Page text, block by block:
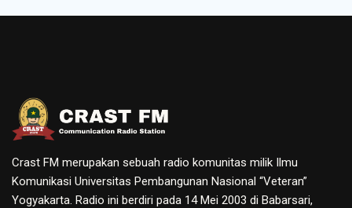
Crast FM merupakan sebuah radio komunitas milik Ilmu
Komunikasi Universitas Pembangunan Nasional “Veteran”
Yogyakarta. Radio ini berdiri pada 14 Mei 2003 di Babarsari,